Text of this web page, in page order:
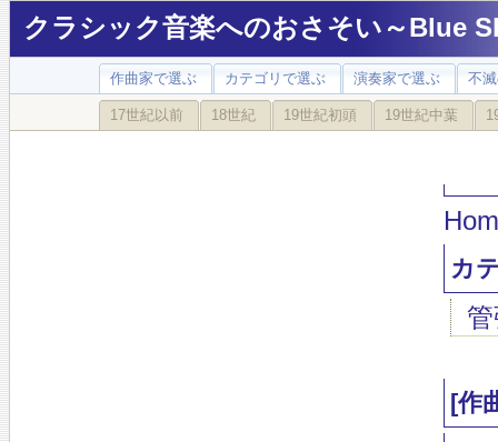
クラシック音楽へのおさそい～Blue
作曲家で選ぶ カテゴリで選ぶ 演奏家で選ぶ 不
17世紀以前 18世紀 19世紀初頭 19世紀中葉
カ
[作